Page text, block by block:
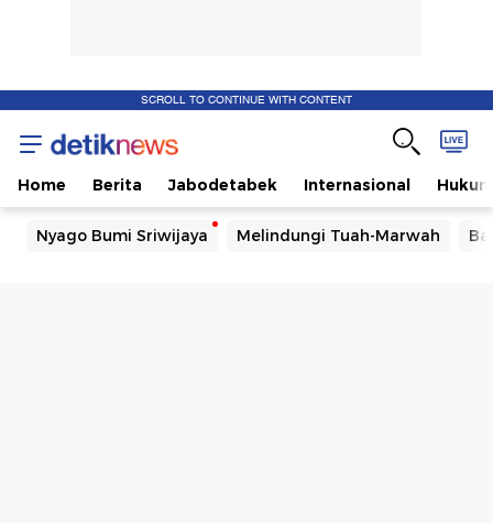
SCROLL TO CONTINUE WITH CONTENT
Home Berita Jabodetabek Internasional Hukum
Nyago Bumi Sriwijaya Melindungi Tuah-Marwah